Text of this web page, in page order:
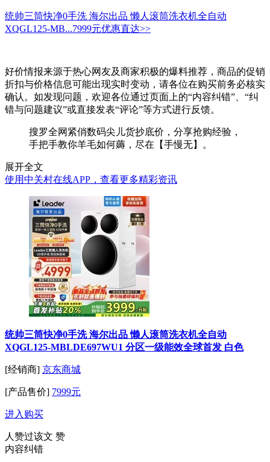
统帅三筒快净0手洗 海尔出品 懒人滚筒洗衣机全自动
XQGL125-MB...7999元优惠直达>>
好价情报来源于热心网友及商家积极的爆料推荐，商品的促销
折扣与价格信息可能出现实时变动，请各位在购买前务必核实
确认。如发现问题，欢迎各位通过页面上的“内容纠错”、“纠
错与问题建议”或直接发表“评论”等方式进行反馈。
搜罗全网紧俏数码尖儿货抄底价，分享抢购经验，
手把手教你羊毛如何薅，尽在【手慢无】。
展开全文
使用中关村在线APP，查看更多精彩资讯
统帅三筒快净0手洗 海尔出品 懒人滚筒洗衣机全自动
XQGL125-MBLDE697WU1 分区一级能效全球首发 白色
[经销商] 京东商城
[产品售价] 7999元
进入购买
人赞过该文 赞
内容纠错